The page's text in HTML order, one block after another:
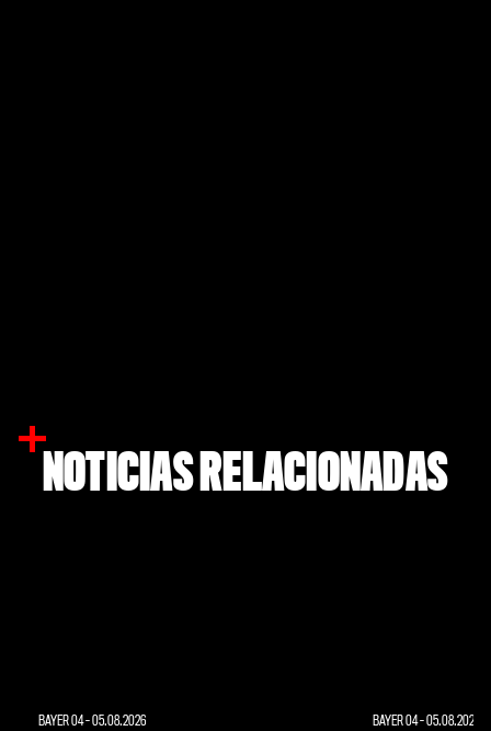
NOTICIAS RELACIONADAS
BAYER 04-05.08.2026 BAYER 04-05.08.2026